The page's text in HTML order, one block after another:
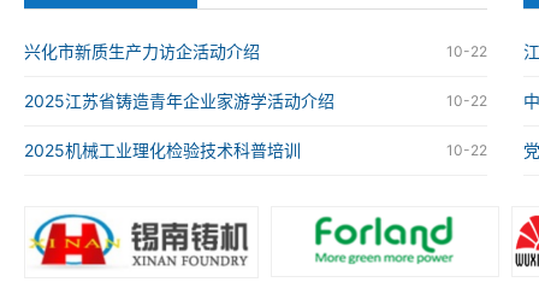
10-22
兴化市新质生产力访企活动介绍
10-22
2025江苏省铸造青年企业家游学活动介绍
10-22
2025机械工业理化检验技术科普培训